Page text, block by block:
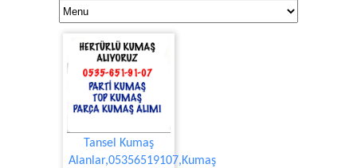
Tansel Kumaş
Alanlar,05356519107,Kumaş